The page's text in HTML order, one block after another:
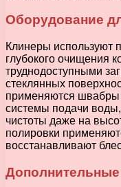
Оборудование
Клинеры
глубокого очищения
труднодоступными
стеклянных
применяются швабры
системы подачи воды,
чистоты даже на
полировки
восстанавливают